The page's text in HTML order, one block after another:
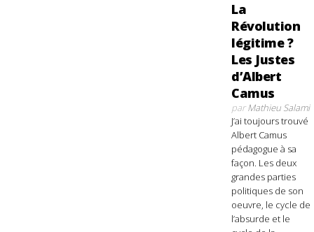
La
Révolution
légitime ?
Les Justes
d’Albert
Camus
parMathieu Salami
J’ai toujours trouvé
Albert Camus
pédagogue à sa
façon. Les deux
grandes parties
politiques de son
oeuvre, le cycle de
l’absurde et le